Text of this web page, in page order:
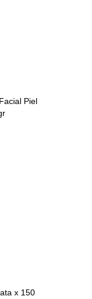
Piel
x 150